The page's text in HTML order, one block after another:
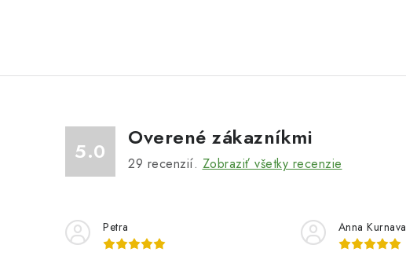
5.0
Overené zákazníkmi
29 recenzií. Zobraziť všetky recenzie
Petra Anna Kurnava